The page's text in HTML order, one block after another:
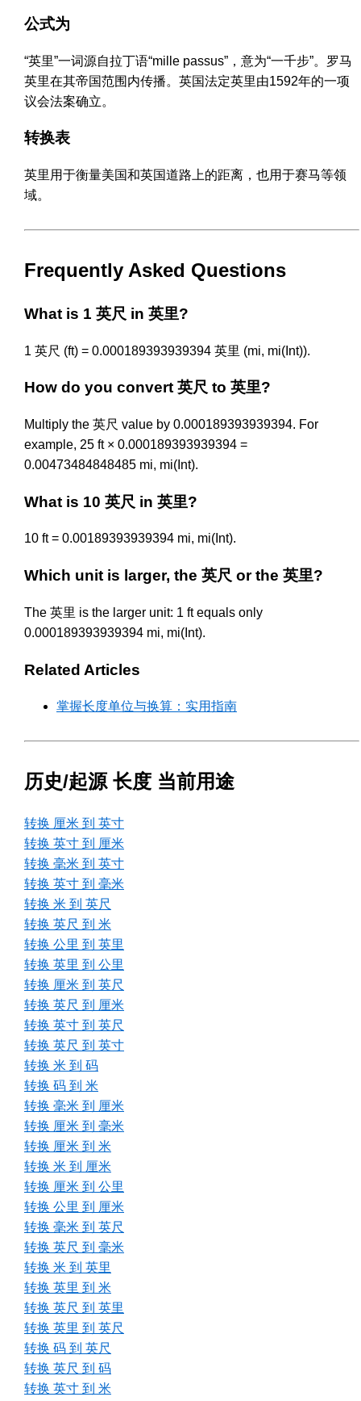
公式为
“英里”一词源自拉丁语“mille passus”，意为“一千步”。罗马
英里在其帝国范围内传播。英国法定英里由1592年的一项
议会法案确立。
转换表
英里用于衡量美国和英国道路上的距离，也用于赛马等领
域。
Frequently Asked Questions
What is 1 英尺 in 英里?
1 英尺 (ft) = 0.000189393939394 英里 (mi, mi(Int)).
How do you convert 英尺 to 英里?
Multiply the 英尺 value by 0.000189393939394. For
example, 25 ft × 0.000189393939394 =
0.00473484848485 mi, mi(Int).
What is 10 英尺 in 英里?
10 ft = 0.00189393939394 mi, mi(Int).
Which unit is larger, the 英尺 or the 英里?
The 英里 is the larger unit: 1 ft equals only
0.000189393939394 mi, mi(Int).
Related Articles
掌握长度单位与换算：实用指南
历史/起源 长度 当前用途
转换 厘米 到 英寸
转换 英寸 到 厘米
转换 毫米 到 英寸
转换 英寸 到 毫米
转换 米 到 英尺
转换 英尺 到 米
转换 公里 到 英里
转换 英里 到 公里
转换 厘米 到 英尺
转换 英尺 到 厘米
转换 英寸 到 英尺
转换 英尺 到 英寸
转换 米 到 码
转换 码 到 米
转换 毫米 到 厘米
转换 厘米 到 毫米
转换 厘米 到 米
转换 米 到 厘米
转换 厘米 到 公里
转换 公里 到 厘米
转换 毫米 到 英尺
转换 英尺 到 毫米
转换 米 到 英里
转换 英里 到 米
转换 英尺 到 英里
转换 英里 到 英尺
转换 码 到 英尺
转换 英尺 到 码
转换 英寸 到 米